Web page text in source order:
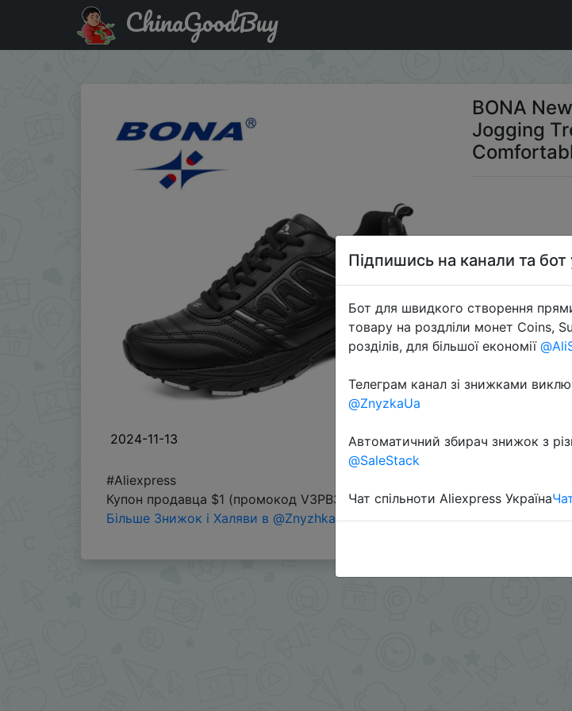
Код на знижку V3PB34T2T6IY BONA New Style Men Running Shoes Ourdoor Jogging
ChinaGoodBuy
2024-11-13
BONA
Jogging
#Aliexpress
Купон продавца $1 (промокод V3PB34T2T6IY) + промокод распродажи
Більше Знижок і Халяви в @ZnyzhkaUA
Підпишись на канали та бот
Бот для швидкого створення
товару на роздліли монет Coins,
розділів, для більшої економії
Телеграм канал зі знижками
@ZnyzkaUa
Автоматичний збирач знижок з
@SaleStack
Чат спільноти Aliexpress Україна